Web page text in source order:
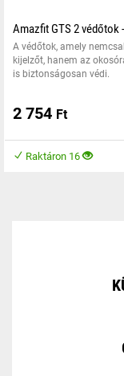
Amazfit GTS 2 védőtok
A védőtok, amely
kijelzőt, hanem az
is biztonságosan védi.
2 754 Ft
Raktáron 16